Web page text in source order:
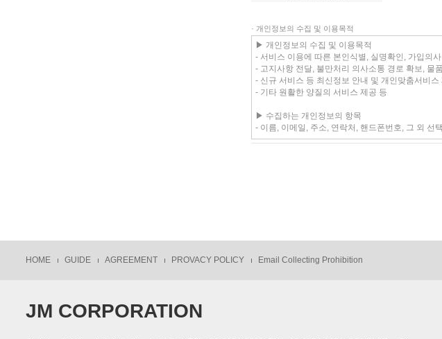
· 개인정보의 수집 및 이용목적
HOME GUIDE AGREEMENT PROVACY POLICY Email Collecting Prohibition
JM CORPORATION